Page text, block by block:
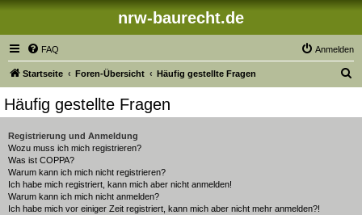
nrw-baurecht.de
FAQ Anmelden
Startseite Foren-Übersicht Häufig gestellte Fragen
Häufig gestellte Fragen
Registrierung und Anmeldung
Wozu muss ich mich registrieren?
Was ist COPPA?
Warum kann ich mich nicht registrieren?
Ich habe mich registriert, kann mich aber nicht anmelden!
Warum kann ich mich nicht anmelden?
Ich habe mich vor einiger Zeit registriert, kann mich aber nicht mehr anmelden?!